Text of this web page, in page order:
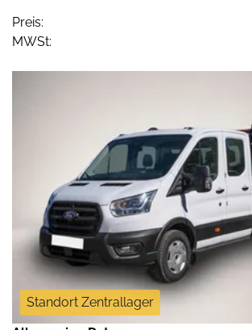
Preis:
MWSt:
Standort Zentrallager